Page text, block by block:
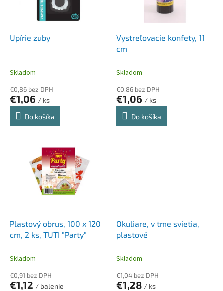
Upírie zuby
Skladom
€0,86 bez DPH
€1,06 / ks
Do košíka
Vystreľovacie konfety, 11
cm
Skladom
€0,86 bez DPH
€1,06 / ks
Do košíka
Plastový obrus, 100 x 120
cm, 2 ks, TUTI "Party"
Skladom
€0,91 bez DPH
€1,12 / balenie
Okuliare, v tme svietia,
plastové
Skladom
€1,04 bez DPH
€1,28 / ks